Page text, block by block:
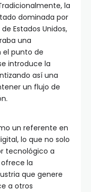
la
dominada por
Estados Unidos,
una
el punto de
introduce la
así una
un flujo de
un referente en
lo que no solo
tecnológico a
la
que genere
a otros